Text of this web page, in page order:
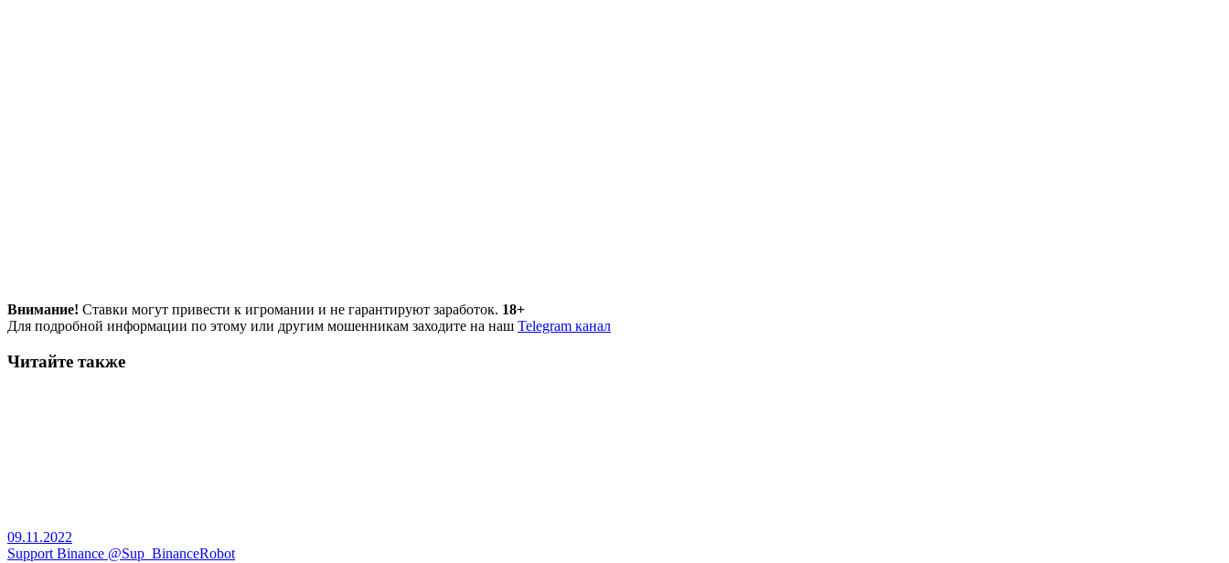
Внимание! Ставки могут привести к игромании и не гарантируют заработок. 18+
Для подробной информации по этому или другим мошенникам заходите на наш Telegram канал
Читайте также
09.11.2022
Support Binance @Sup_BinanceRobot